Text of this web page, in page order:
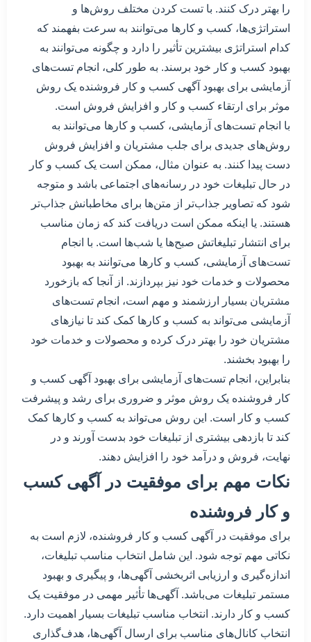
را بهتر درک کنند. با تست کردن مختلف روش‌ها و
استراتژی‌ها، کسب و کارها می‌توانند به سرعت بفهمند که
کدام استراتژی بیشترین تأثیر را دارد و چگونه می‌توانند به
بهبود کسب و کار خود برسند. به طور کلی، انجام تست‌های
آزمایشی برای بهبود آگهی کسب و کار فروشنده یک روش
موثر برای ارتقاء کسب و کار و افزایش فروش است.
با انجام تست‌های آزمایشی، کسب و کارها می‌توانند به
روش‌های جدیدی برای جلب مشتریان و افزایش فروش
دست پیدا کنند. به عنوان مثال، ممکن است یک کسب و کار
در حال تبلیغات خود در رسانه‌های اجتماعی باشد و متوجه
شود که تصاویر جذاب‌تر از متن‌ها برای مخاطبانش جذاب‌تر
هستند. یا اینکه ممکن است دریافت کند که زمان مناسب
برای انتشار تبلیغاتش صبح‌ها یا شب‌ها است. با انجام
تست‌های آزمایشی، کسب و کارها می‌توانند به بهبود
محصولات و خدمات خود نیز بپردازند. از آنجا که بازخورد
مشتریان بسیار ارزشمند و مهم است، انجام تست‌های
آزمایشی می‌تواند به کسب و کارها کمک کند تا نیازهای
مشتریان خود را بهتر درک کرده و محصولات و خدمات خود
را بهبود بخشند.
بنابراین، انجام تست‌های آزمایشی برای بهبود آگهی کسب و
کار فروشنده یک روش موثر و ضروری برای رشد و پیشرفت
کسب و کار است. این روش می‌تواند به کسب و کارها کمک
کند تا بازدهی بیشتری از تبلیغات خود بدست آورند و در
نهایت، فروش و درآمد خود را افزایش دهند.
نکات مهم برای موفقیت در آگهی کسب
و کار فروشنده
برای موفقیت در آگهی کسب و کار فروشنده، لازم است به
نکاتی مهم توجه شود. این شامل انتخاب مناسب تبلیغات،
اندازه‌گیری و ارزیابی اثربخشی آگهی‌ها، و پیگیری و بهبود
مستمر تبلیغات می‌باشد. آگهی‌ها تأثیر مهمی در موفقیت یک
کسب و کار دارند. انتخاب مناسب تبلیغات بسیار اهمیت دارد.
انتخاب کانال‌های مناسب برای ارسال آگهی‌ها، هدف‌گذاری